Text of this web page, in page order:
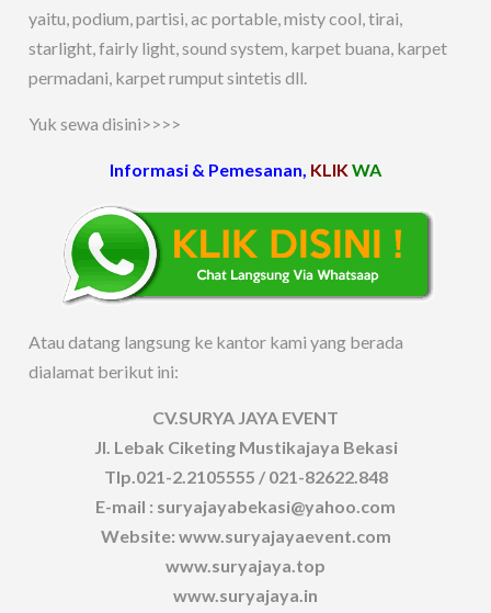
yaitu, podium, partisi, ac portable, misty cool, tirai,
starlight, fairly light, sound system, karpet buana, karpet
permadani, karpet rumput sintetis dll.
Yuk sewa disini>>>>
Informasi & Pemesanan, KLIKWA
Atau datang langsung ke kantor kami yang berada
dialamat berikut ini:
CV.SURYA JAYA EVENT
Jl. Lebak Ciketing Mustikajaya Bekasi
Tlp.021-2.2105555 / 021-82622.848
E-mail : suryajayabekasi@yahoo.com
Website: www.suryajayaevent.com
www.suryajaya.top
www.suryajaya.in